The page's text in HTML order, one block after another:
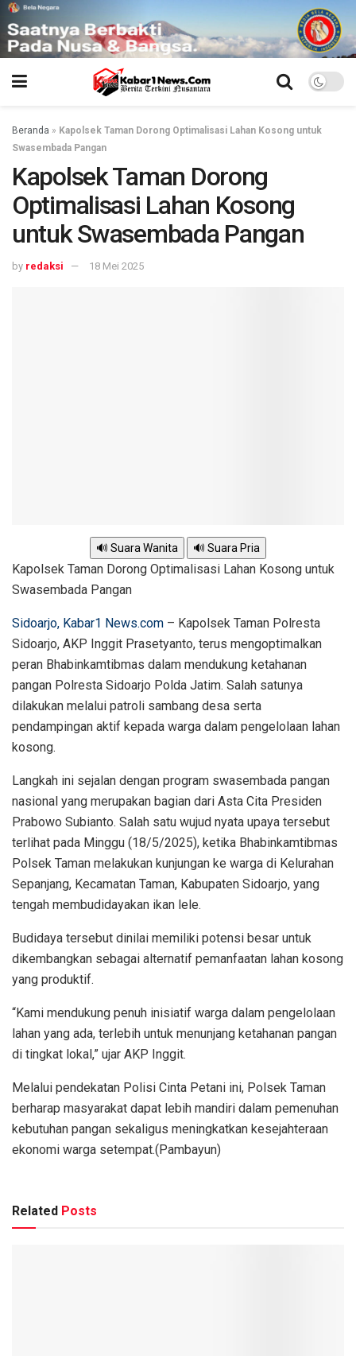
Beranda » Kapolsek Taman Dorong Optimalisasi Lahan Kosong untuk
Swasembada Pangan
Kapolsek Taman Dorong
Optimalisasi Lahan Kosong
untuk Swasembada Pangan
by redaksi 18 Mei 2025
🔊 Suara Wanita 🔊 Suara Pria
Kapolsek Taman Dorong Optimalisasi Lahan Kosong untuk
Swasembada Pangan
Sidoarjo, Kabar1 News.com – Kapolsek Taman Polresta
Sidoarjo, AKP Inggit Prasetyanto, terus mengoptimalkan
peran Bhabinkamtibmas dalam mendukung ketahanan
pangan Polresta Sidoarjo Polda Jatim. Salah satunya
dilakukan melalui patroli sambang desa serta
pendampingan aktif kepada warga dalam pengelolaan lahan
kosong.
Langkah ini sejalan dengan program swasembada pangan
nasional yang merupakan bagian dari Asta Cita Presiden
Prabowo Subianto. Salah satu wujud nyata upaya tersebut
terlihat pada Minggu (18/5/2025), ketika Bhabinkamtibmas
Polsek Taman melakukan kunjungan ke warga di Kelurahan
Sepanjang, Kecamatan Taman, Kabupaten Sidoarjo, yang
tengah membudidayakan ikan lele.
Budidaya tersebut dinilai memiliki potensi besar untuk
dikembangkan sebagai alternatif pemanfaatan lahan kosong
yang produktif.
“Kami mendukung penuh inisiatif warga dalam pengelolaan
lahan yang ada, terlebih untuk menunjang ketahanan pangan
di tingkat lokal,” ujar AKP Inggit.
Melalui pendekatan Polisi Cinta Petani ini, Polsek Taman
berharap masyarakat dapat lebih mandiri dalam pemenuhan
kebutuhan pangan sekaligus meningkatkan kesejahteraan
ekonomi warga setempat.(Pambayun)
Related Posts